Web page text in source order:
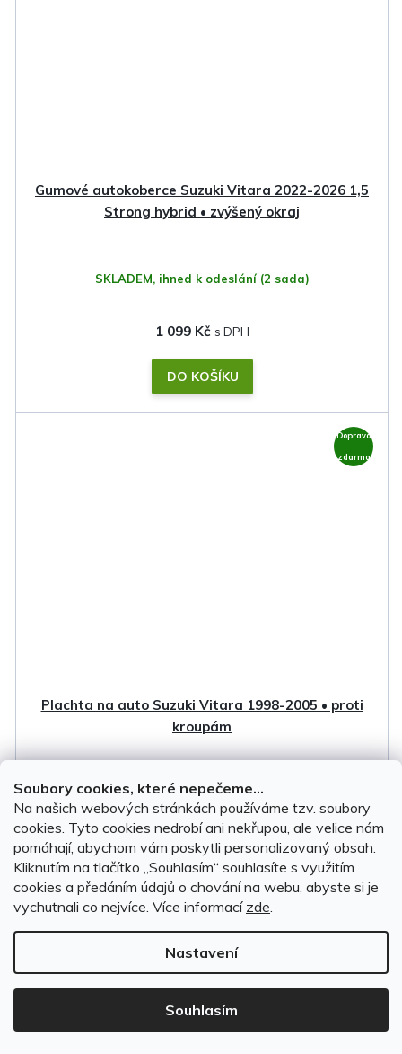
Soubory cookies, které nepečeme...
Na našich webových stránkách používáme tzv. soubory
cookies. Tyto cookies nedrobí ani nekřupou, ale velice nám
pomáhají, abychom vám poskytli personalizovaný obsah.
Kliknutím na tlačítko ,,Souhlasím“ souhlasíte s využitím
cookies a předáním údajů o chování na webu, abyste si je
vychutnali co nejvíce. Více informací zde.
Nastavení
Souhlasím
Gumové autokoberce Suzuki Vitara 2022-2026 1,5
Strong hybrid • zvýšený okraj
SKLADEM, ihned k odeslání (2 sada)
1 099 Kč
DO KOŠÍKU
Doprava
zdarma
Plachta na auto Suzuki Vitara 1998-2005 • proti
kroupám
SKLADEM, ihned k odeslání
2 999 Kč
DO KOŠÍKU